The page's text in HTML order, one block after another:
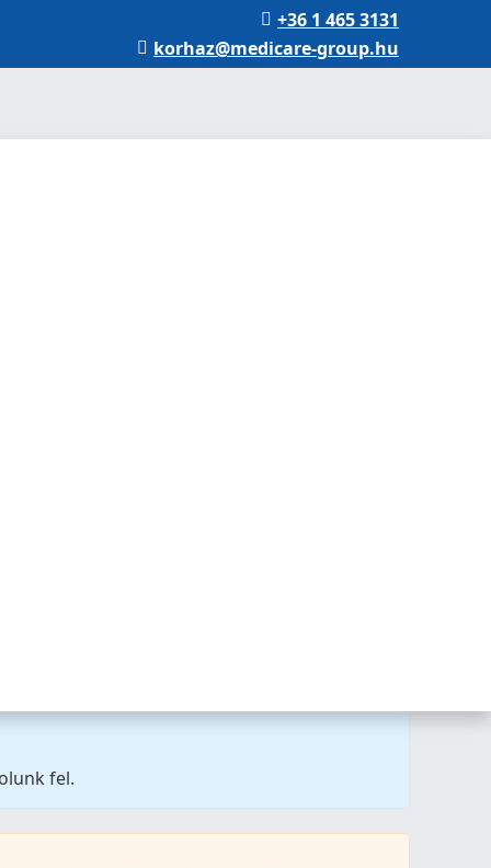
+36 1 465 3131
korhaz@medicare-group.hu
fel.